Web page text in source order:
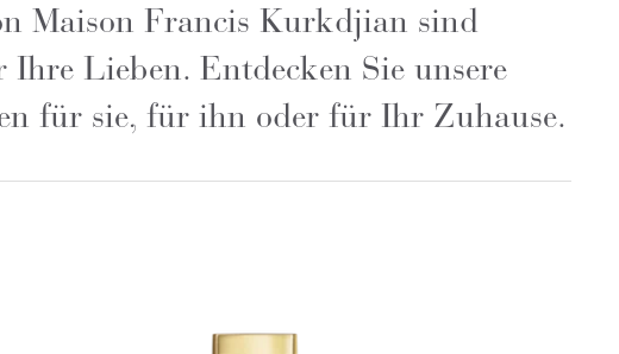
Maison Francis Kurkdjian sind
Ihre Lieben. Entdecken Sie unsere
für sie, für ihn oder für Ihr Zuhause.